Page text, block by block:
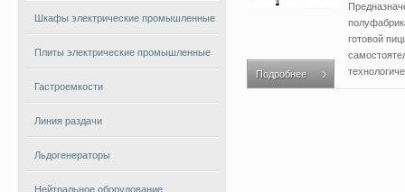
Подробнее
готовой
Шкафы электрические промышленные
Плиты электрические промышленные
Гастроемкости
Линия раздачи
Льдогенераторы
Нейтральное оборудование